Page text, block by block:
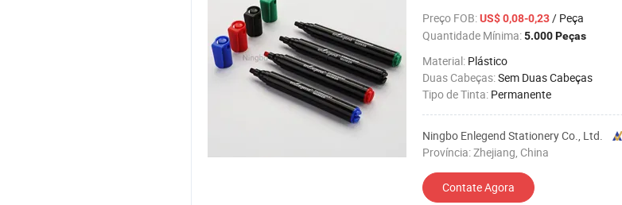
Preço FOB:US$ 0,08-0,23/ Peça
Quantidade Mínima:5.000 Peças
Material: Plástico
Duas Cabeças:Sem Duas Cabeças
Tipo de Tinta: Permanente
Ningbo Enlegend Stationery Co., Ltd.
Província: Zhejiang, China
Contate Agora